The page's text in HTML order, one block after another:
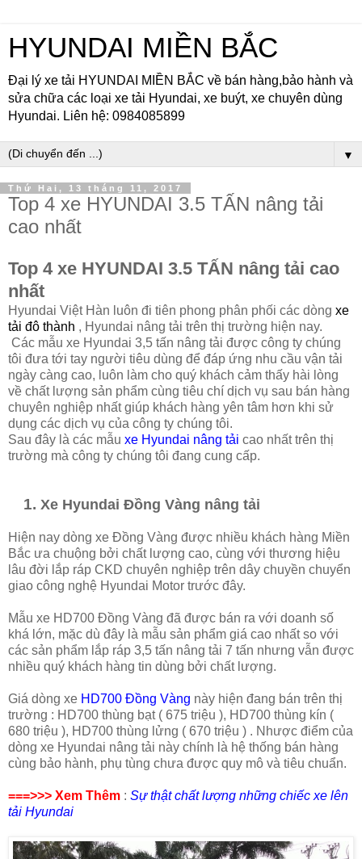
HYUNDAI MIỀN BẮC
Đại lý xe tải HYUNDAI MIỀN BẮC về bán hàng,bảo hành và
sửa chữa các loại xe tải Hyundai, xe buýt, xe chuyên dùng
Hyundai. Liên hệ: 0984085899
▼
Thứ Hai, 13 tháng 11, 2017
Top 4 xe HYUNDAI 3.5 TẤN nâng tải
cao nhất
Top 4 xe HYUNDAI 3.5 TẤN nâng tải cao
nhất
Hyundai Việt Hàn luôn đi tiên phong phân phối các dòng xe
tải đô thành , Hyundai nâng tải trên thị trường hiện nay.
Các mẫu xe Hyundai 3,5 tấn nâng tải được công ty chúng
tôi đưa tới tay người tiêu dùng để đáp ứng nhu cầu vận tải
ngày càng cao, luôn làm cho quý khách cảm thấy hài lòng
về chất lượng sản phẩm cùng tiêu chí dịch vụ sau bán hàng
chuyên nghiệp nhất giúp khách hàng yên tâm hơn khi sử
dụng các dịch vụ của công ty chúng tôi.
Sau đây là các mẫu xe Hyundai nâng tải cao nhất trên thị
trường mà công ty chúng tôi đang cung cấp.
Xe Hyundai Đồng Vàng nâng tải
Hiện nay dòng xe Đồng Vàng được nhiều khách hàng Miền
Bắc ưa chuộng bởi chất lượng cao, cùng với thương hiệu
lâu đời lắp ráp CKD chuyên nghiệp trên dây chuyền chuyển
giao công nghệ Hyundai Motor trước đây.
Mẫu xe HD700 Đồng Vàng đã được bán ra với doanh số
khá lớn, mặc dù đây là mẫu sản phẩm giá cao nhất so với
các sản phẩm lắp ráp 3,5 tấn nâng tải 7 tấn nhưng vẫn được
nhiều quý khách hàng tin dùng bởi chất lượng.
Giá dòng xe HD700 Đồng Vàng này hiện đang bán trên thị
trường : HD700 thùng bạt ( 675 triệu ), HD700 thùng kín (
680 triệu ), HD700 thùng lửng ( 670 triệu ) . Nhược điểm của
dòng xe Hyundai nâng tải này chính là hệ thống bán hàng
cùng bảo hành, phụ tùng chưa được quy mô và tiêu chuẩn.
===>>> Xem Thêm : Sự thật chất lượng những chiếc xe lên
tải Hyundai